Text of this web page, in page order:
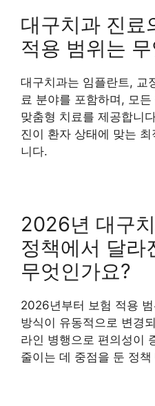
대구치과 진료
적용 범위는
대구치과는 임플란트, 교
료 분야를 포함하며, 모
맞춤형 치료를 제공합니
진이 환자 상태에 맞는
니다.
2026년 대구
정책에서 달라
무엇인가요?
2026년부터 보험 적용
방식이 유동적으로 변경
라인 병행으로 편의성이
줄이는 데 중점을 둔 정